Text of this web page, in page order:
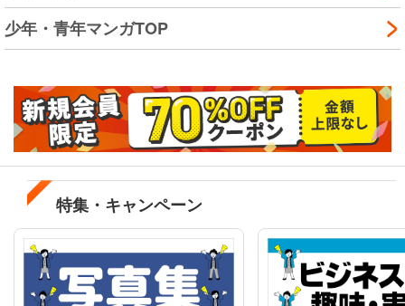
少年・青年マンガTOP
特集・キャンペーン